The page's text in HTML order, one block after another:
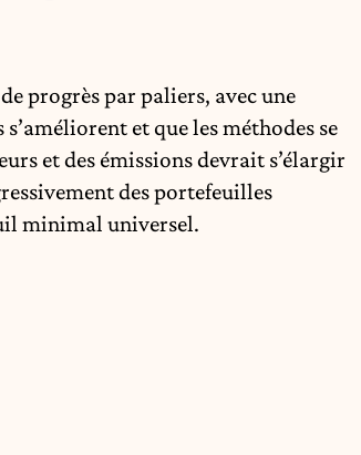
progrès par paliers, avec une
et que les méthodes se
et des émissions devrait s’élargir
des portefeuilles
minimal universel.